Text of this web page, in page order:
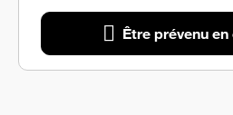
Être prévenu